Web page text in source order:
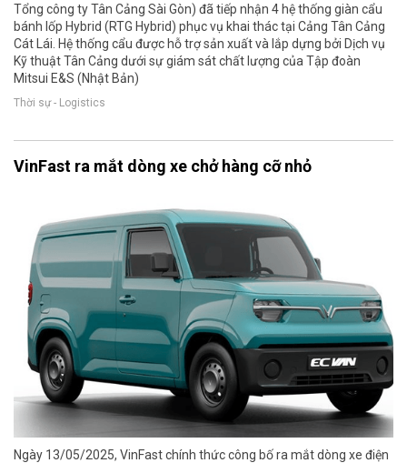
Tổng công ty Tân Cảng Sài Gòn) đã tiếp nhận 4 hệ thống giàn cẩu
bánh lốp Hybrid (RTG Hybrid) phục vụ khai thác tại Cảng Tân Cảng
Cát Lái. Hệ thống cẩu được hỗ trợ sản xuất và lắp dựng bởi Dịch vụ
Kỹ thuật Tân Cảng dưới sự giám sát chất lượng của Tập đoàn
Mitsui E&S (Nhật Bản)
Thời sự - Logistics
VinFast ra mắt dòng xe chở hàng cỡ nhỏ
Ngày 13/05/2025, VinFast chính thức công bố ra mắt dòng xe điện